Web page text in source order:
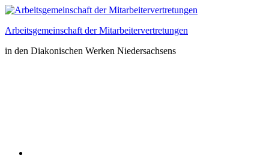
Zum
springen
Arbeitsgemeinschaft der Mitarbeitervertretungen
in den Diakonischen Werken Niedersachsens